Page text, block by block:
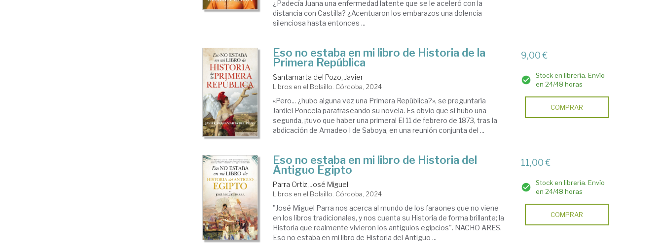
¿Padecía Juana una enfermedad latente que se le aceleró con la
distancia con Castilla? ¿Acentuaron los embarazos una dolencia
silenciosa hasta entonces ...
Eso no estaba en mi libro de Historia de la
Primera República
Santamarta del Pozo, Javier
Libros en el Bolsillo. Córdoba, 2024
«Pero... ¿hubo alguna vez una Primera República?», se preguntaría
Jardiel Poncela parafraseando su novela. Es obvio que si hubo una
segunda, ¡tuvo que haber una primera! El 11 de febrero de 1873, tras la
abdicación de Amadeo I de Saboya, en una reunión conjunta del ...
9,00 €
Stock en librería. Envío
en 24/48 horas
COMPRAR
Eso no estaba en mi libro de Historia del
Antiguo Egipto
Parra Ortiz, José Miguel
Libros en el Bolsillo. Córdoba, 2024
"José Miguel Parra nos acerca al mundo de los faraones que no viene
en los libros tradicionales, y nos cuenta su Historia de forma brillante; la
Historia que realmente vivieron los antiguios egipcios". NACHO ARES.
Eso no estaba en mi libro de Historia del Antiguo ...
11,00 €
Stock en librería. Envío
en 24/48 horas
COMPRAR